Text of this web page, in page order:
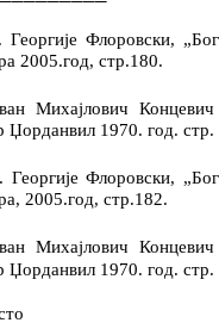
Георгије Флоровски,
2005.год, стр.180.
Михајлович
Џорданвил 1970. год. стр.
Георгије Флоровски,
2005.год, стр.182.
Михајлович
Џорданвил 1970. год. стр.